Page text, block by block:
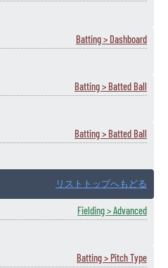
Batting > Dashboard
Batting > Batted Ball
Batting > Batted Ball
リストトップへもどる
Fielding > Advanced
Batting > Pitch Type